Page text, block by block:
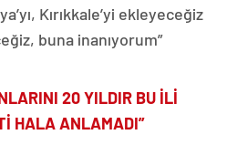
Kırıkkale’yi ekleyeceğiz
buna inanıyorum”
20 YILDIR BU İLİ
HALA ANLAMADI”